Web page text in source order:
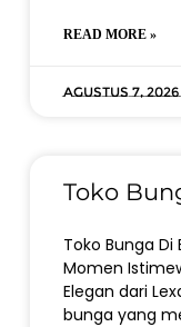
READ MORE »
Agustus 7, 2026
Toko
Toko Bunga Di
Momen
Elegan dari
bunga yang